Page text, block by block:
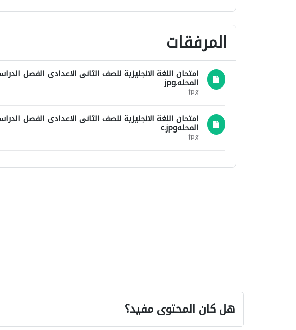
المرفقات
المحله.jpg
jpg
المحلهc.jpg
jpg
هل كان المحتوى مفيد؟